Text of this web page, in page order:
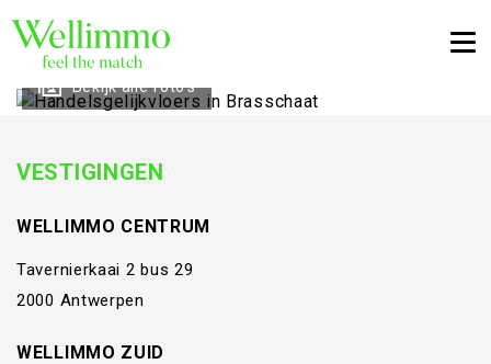
Bekijk alle foto's
VESTIGINGEN
WELLIMMO CENTRUM
Tavernierkaai 2 bus 29
2000 Antwerpen
WELLIMMO ZUID